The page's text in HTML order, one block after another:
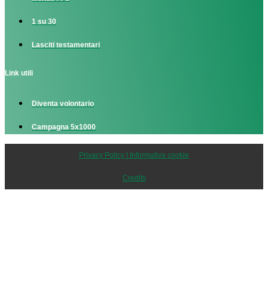
1 su 30
Lasciti testamentari
Link utili
Diventa volontario
Campagna 5x1000
Privacy Policy | Informativa cookie
Credits